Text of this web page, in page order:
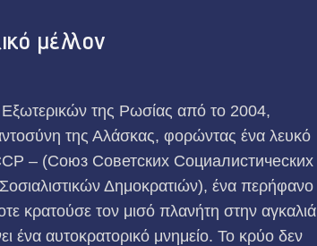
μέλλον
της Ρωσίας από το 2004,
της Αλάσκας, φορώντας ένα λευκό
– (Союз Советских Социалистических
Δημοκρατιών), ένα περήφανο
κρατούσε τον μισό πλανήτη στην αγκαλιά
ένα αυτοκρατορικό μνημείο. Το κρύο δεν